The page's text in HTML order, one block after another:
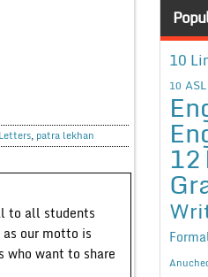
, patra lekhan
to all students
our motto is
who want to share
10
10
12